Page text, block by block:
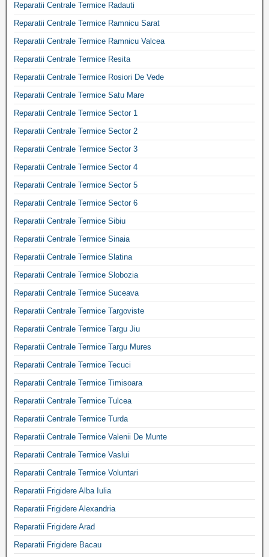
Reparatii Centrale Termice Radauti
Reparatii Centrale Termice Ramnicu Sarat
Reparatii Centrale Termice Ramnicu Valcea
Reparatii Centrale Termice Resita
Reparatii Centrale Termice Rosiori De Vede
Reparatii Centrale Termice Satu Mare
Reparatii Centrale Termice Sector 1
Reparatii Centrale Termice Sector 2
Reparatii Centrale Termice Sector 3
Reparatii Centrale Termice Sector 4
Reparatii Centrale Termice Sector 5
Reparatii Centrale Termice Sector 6
Reparatii Centrale Termice Sibiu
Reparatii Centrale Termice Sinaia
Reparatii Centrale Termice Slatina
Reparatii Centrale Termice Slobozia
Reparatii Centrale Termice Suceava
Reparatii Centrale Termice Targoviste
Reparatii Centrale Termice Targu Jiu
Reparatii Centrale Termice Targu Mures
Reparatii Centrale Termice Tecuci
Reparatii Centrale Termice Timisoara
Reparatii Centrale Termice Tulcea
Reparatii Centrale Termice Turda
Reparatii Centrale Termice Valenii De Munte
Reparatii Centrale Termice Vaslui
Reparatii Centrale Termice Voluntari
Reparatii Frigidere Alba Iulia
Reparatii Frigidere Alexandria
Reparatii Frigidere Arad
Reparatii Frigidere Bacau